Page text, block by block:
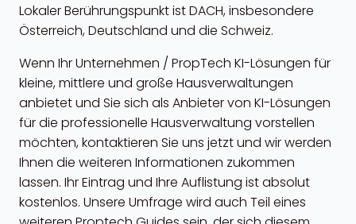
Lokaler Berührungspunkt ist DACH, insbesondere
Österreich, Deutschland und die Schweiz.
Wenn Ihr Unternehmen / PropTech KI-Lösungen für
kleine, mittlere und große Hausverwaltungen
anbietet und Sie sich als Anbieter von KI-Lösungen
für die professionelle Hausverwaltung vorstellen
möchten, kontaktieren Sie uns jetzt und wir werden
Ihnen die weiteren Informationen zukommen
lassen. Ihr Eintrag und Ihre Auflistung ist absolut
kostenlos. Unsere Umfrage wird auch Teil eines